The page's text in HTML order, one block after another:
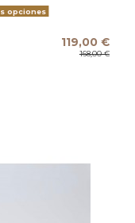
opciones
119,00 €
168,00 €